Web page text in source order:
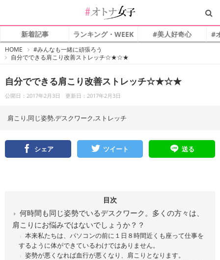
新着記事 ランキング・WEEK #美人好奇心 #
HOME
オ
ト
子
#みんなも一緒に頑張ろう
自分でできる肩こり改善ストレッチ☆★☆★
自分でできる肩こり改善ストレッチ☆★☆★
公開日：2017年2月3日 更新日：2017年2月3日
肩こり,同じ姿勢,デスクワーク,ストレッチ
シェア ツイート 送る
目次
何時間も同じ姿勢でいるデスクワーク。多くの方々は、
肩こりにお悩みではないでしょうか？？
本来私たちは、パソコンの前に１日８時間近くも座って仕事を
するように体ができているわけではありません。
姿勢が悪くなれば血行が悪くなり、肩こりとなります。